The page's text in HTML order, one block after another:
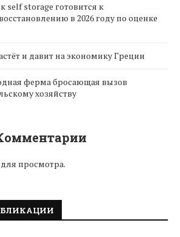
self storage готовится к
в 2026 году по оценке
и давит на экономику Греции
ферма бросающая вызов
хозяйству
просмотра.